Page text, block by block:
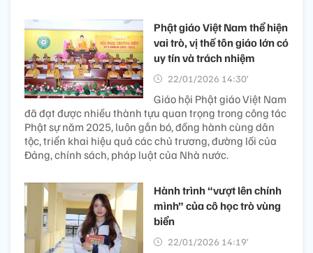
Phật giáo Việt Nam thể hiện
vai trò, vị thế tôn giáo lớn có
uy tín và trách nhiệm
22/01/2026 14:30’
Giáo hội Phật giáo Việt Nam
đã đạt được nhiều thành tựu quan trọng trong công tác
Phật sự năm 2025, luôn gắn bó, đồng hành cùng dân
tộc, triển khai hiệu quả các chủ trương, đường lối của
Đảng, chính sách, pháp luật của Nhà nước.
Hành trình “vượt lên chính
mình” của cô học trò vùng
biển
22/01/2026 14:19’